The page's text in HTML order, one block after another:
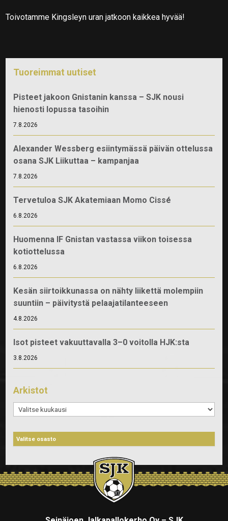
Toivotamme Kingsleyn uran jatkoon kaikkea hyvää!
Tuoreimmat uutiset
Pisteet jakoon Gnistanin kanssa – SJK nousi
hienosti lopussa tasoihin
7.8.2026
Alexander Wessberg esiintymässä päivän ottelussa
osana SJK Liikuttaa – kampanjaa
7.8.2026
Tervetuloa SJK Akatemiaan Momo Cissé
6.8.2026
Huomenna IF Gnistan vastassa viikon toisessa
kotiottelussa
6.8.2026
Kesän siirtoikkunassa on nähty liikettä molempiin
suuntiin – päivitystä pelaajatilanteeseen
4.8.2026
Isot pisteet vakuuttavalla 3–0 voitolla HJK:sta
3.8.2026
Arkistot
Arkistot